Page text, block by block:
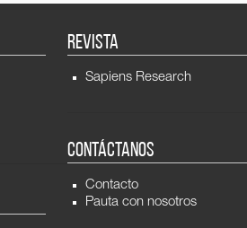
REVISTA
Sapiens Research
CONTÁCTANOS
Contacto
Pauta con nosotros